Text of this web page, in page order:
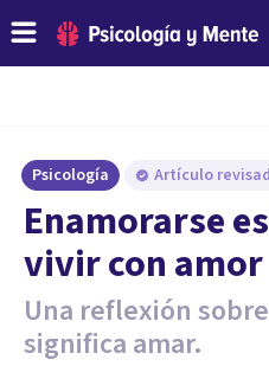
Psicología Artículo
Enamorarse
vivir con amor
Una reflexión
significa amar.